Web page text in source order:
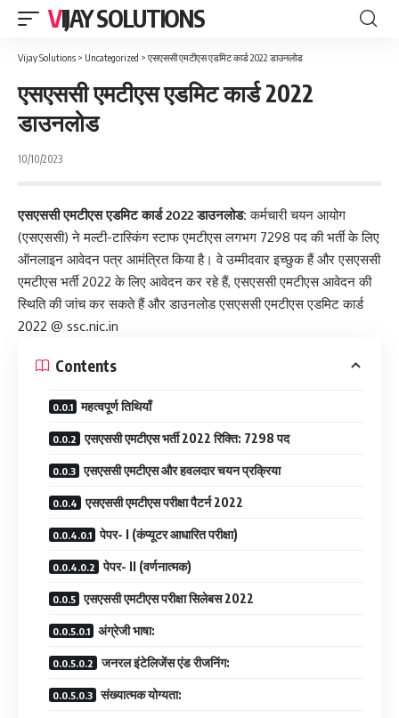
VIJAY SOLUTIONS
Vijay Solutions > Uncategorized > एसएससी एमटीएस एडमिट कार्ड 2022 डाउनलोड
एसएससी एमटीएस एडमिट कार्ड 2022
डाउनलोड
10/10/2023
एसएससी एमटीएस एडमिट कार्ड 2022 डाउनलोड: कर्मचारी चयन आयोग
(एसएससी) ने मल्टी-टास्किंग स्टाफ एमटीएस लगभग 7298 पद की भर्ती के लिए
ऑनलाइन आवेदन पत्र आमंत्रित किया है। वे उम्मीदवार इच्छुक हैं और एसएससी
एमटीएस भर्ती 2022 के लिए आवेदन कर रहे हैं, एसएससी एमटीएस आवेदन की
स्थिति की जांच कर सकते हैं औरडाउनलोडएसएससी एमटीएस एडमिट कार्ड
2022 @ ssc.nic.in
Contents
महत्वपूर्ण तिथियाँ
एसएससी एमटीएस भर्ती 2022 रिक्ति: 7298 पद
एसएससी एमटीएस और हवलदार चयन प्रक्रिया
एसएससी एमटीएस परीक्षा पैटर्न 2022
पेपर- I (कंप्यूटर आधारित परीक्षा)
पेपर- II (वर्णनात्मक)
एसएससी एमटीएस परीक्षा सिलेबस 2022
अंग्रेजी भाषा:
जनरल इंटेलिजेंस एंड रीजनिंग:
संख्यात्मक योग्यता: